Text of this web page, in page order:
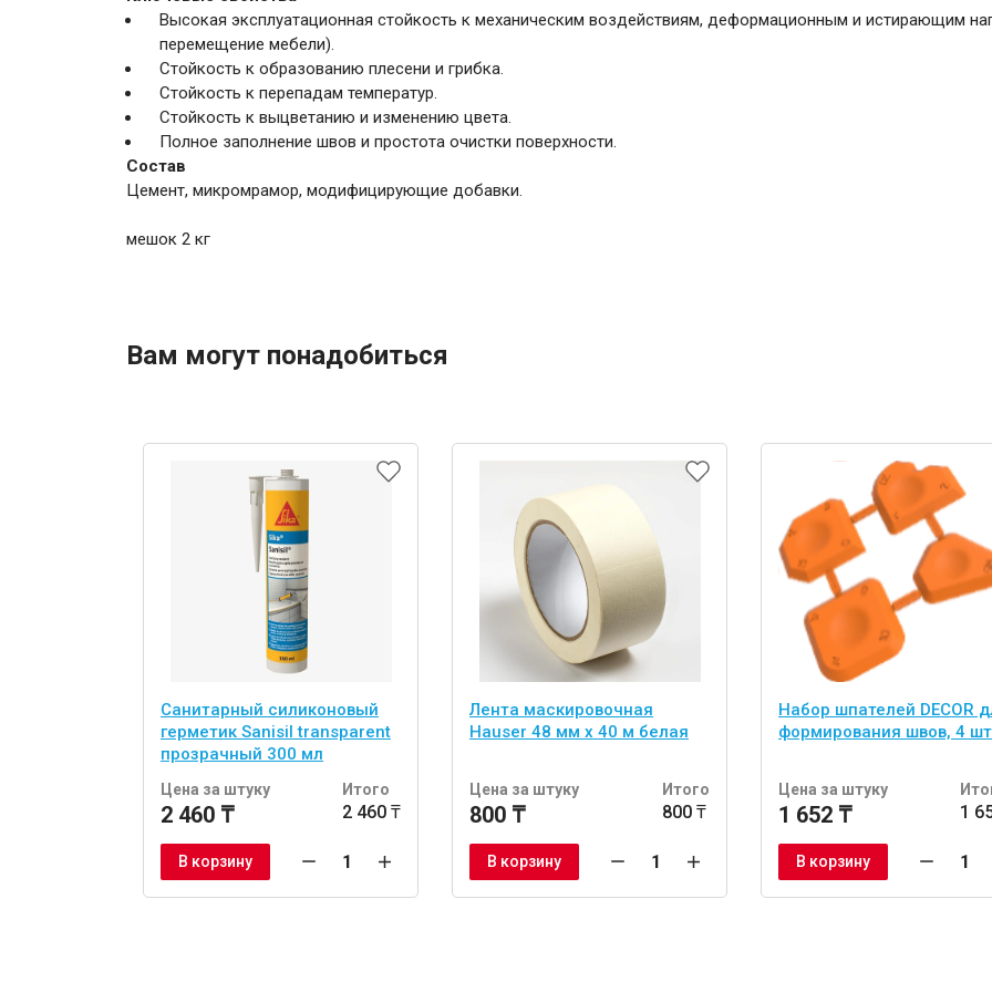
Высокая эксплуатационная стойкость к механическим воздействиям, деформационным и истирающим
перемещение мебели).
Стойкость к образованию плесени и грибка.
Стойкость к перепадам температур.
Стойкость к выцветанию и изменению цвета.
Полное заполнение швов и простота очистки поверхности.
Состав
Цемент, микромрамор, модифицирующие добавки.
мешок 2 кг
Вам могут понадобиться
Санитарный силиконовый
герметик Sanisil transparent
прозрачный 300 мл
Цена за штуку
2 460 ₸
Итого
2 460 ₸
В корзину
Лента маскировочная
Hauser 48 мм х 40 м белая
Цена за штуку
800 ₸
Итого
800 ₸
В корзину
Набор шпателей DЕCOR
формирования швов, 4 шт
Цена за штуку
1 652 ₸ 1
В корзину